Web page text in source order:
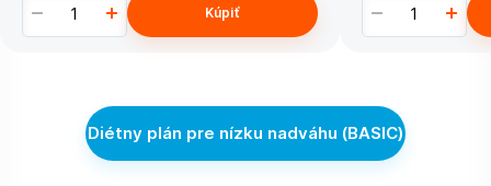
Kúpiť
Diétny plán pre nízku nadváhu (BASIC)